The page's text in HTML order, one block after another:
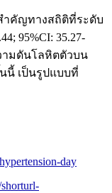
คัญทางสถิติที่ระดับ
95%CI: 35.27-
ามดันโลหิตตัวบน
นี้ เป็นรูปแบบที่
day